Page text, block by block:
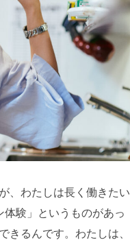
、わたしは長く働きたい
験」というものがあっ
きるんです。わたしは、